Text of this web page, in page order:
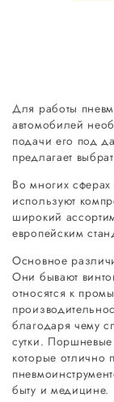
Для работы
автомобилей
подачи его под
предлагает
Во многих
используют
широкий
европейским
Основное
Они бывают
относятся к
благодаря чему
сутки.
которые отлично
быту и медицине.